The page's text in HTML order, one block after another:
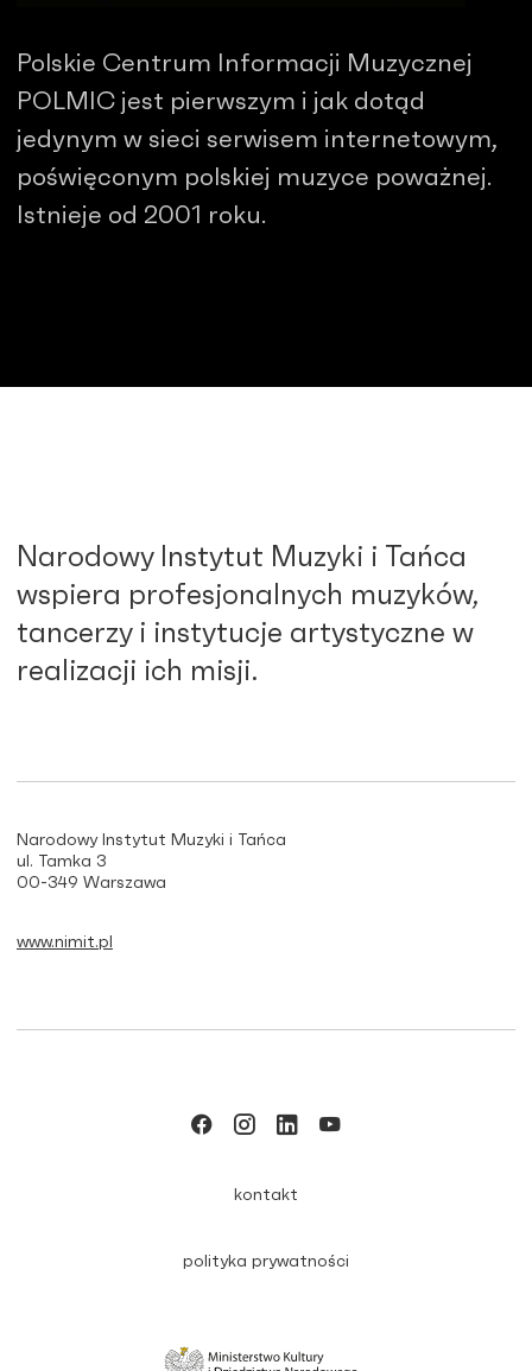
Polskie Centrum Informacji Muzycznej
POLMIC jest pierwszym i jak dotąd
jedynym w sieci serwisem internetowym,
poświęconym polskiej muzyce poważnej.
Istnieje od 2001 roku.
Narodowy Instytut Muzyki i Tańca
wspiera profesjonalnych muzyków,
tancerzy i instytucje artystyczne w
realizacji ich misji.
Narodowy Instytut Muzyki i Tańca
ul. Tamka 3
00-349 Warszawa
www.nimit.pl
kontakt
polityka prywatności